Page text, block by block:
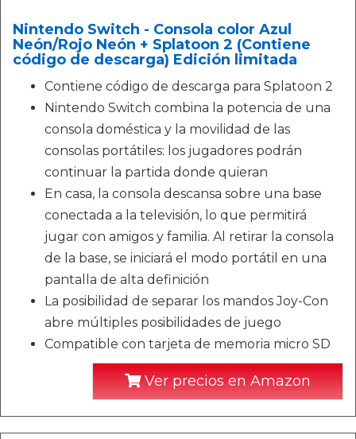
Nintendo Switch - Consola color Azul
Neón/Rojo Neón + Splatoon 2 (Contiene
código de descarga) Edición limitada
Contiene código de descarga para Splatoon 2
Nintendo Switch combina la potencia de una
consola doméstica y la movilidad de las
consolas portátiles: los jugadores podrán
continuar la partida donde quieran
En casa, la consola descansa sobre una base
conectada a la televisión, lo que permitirá
jugar con amigos y familia. Al retirar la consola
de la base, se iniciará el modo portátil en una
pantalla de alta definición
La posibilidad de separar los mandos Joy-Con
abre múltiples posibilidades de juego
Compatible con tarjeta de memoria micro SD
Ver precios en Amazon